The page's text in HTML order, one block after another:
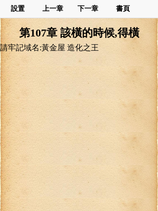
設置 上一章 下一章 書頁
第107章 該橫的時候,得橫
請牢記域名:黃金屋 造化之王